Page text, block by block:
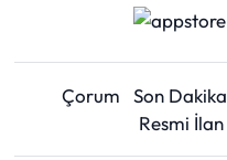
Çorum Son Dakika
Resmi İlan